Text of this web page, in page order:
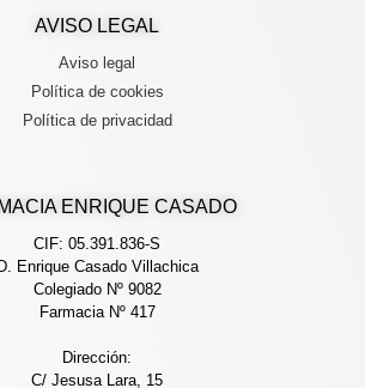
ENRIQUE CASADO
CIF: 05.391.836-S
D. Enrique Casado Villachica
Colegiado Nº 9082
Farmacia Nº 417
Dirección:
C/ Jesusa Lara, 15
AVISO LEGAL
Aviso legal
Política de cookies
Política de privacidad